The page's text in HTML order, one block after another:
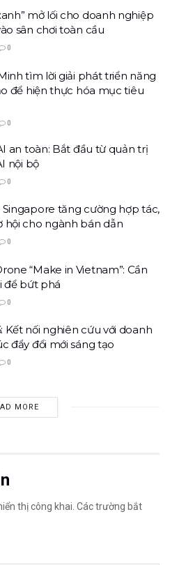
mở lối cho doanh nghiệp
sân chơi toàn cầu
0
tìm lời giải phát triển năng
để hiện thực hóa mục tiêu
0
an toàn: Bắt đầu từ quản trị
nội bộ
0
Singapore tăng cường hợp tác,
hội cho ngành bán dẫn
0
“Make in Vietnam”: Cần
để bứt phá
0
Kết nối nghiên cứu với doanh
đẩy đổi mới sáng tạo
0
MORE
thị công khai. Các trường bắt